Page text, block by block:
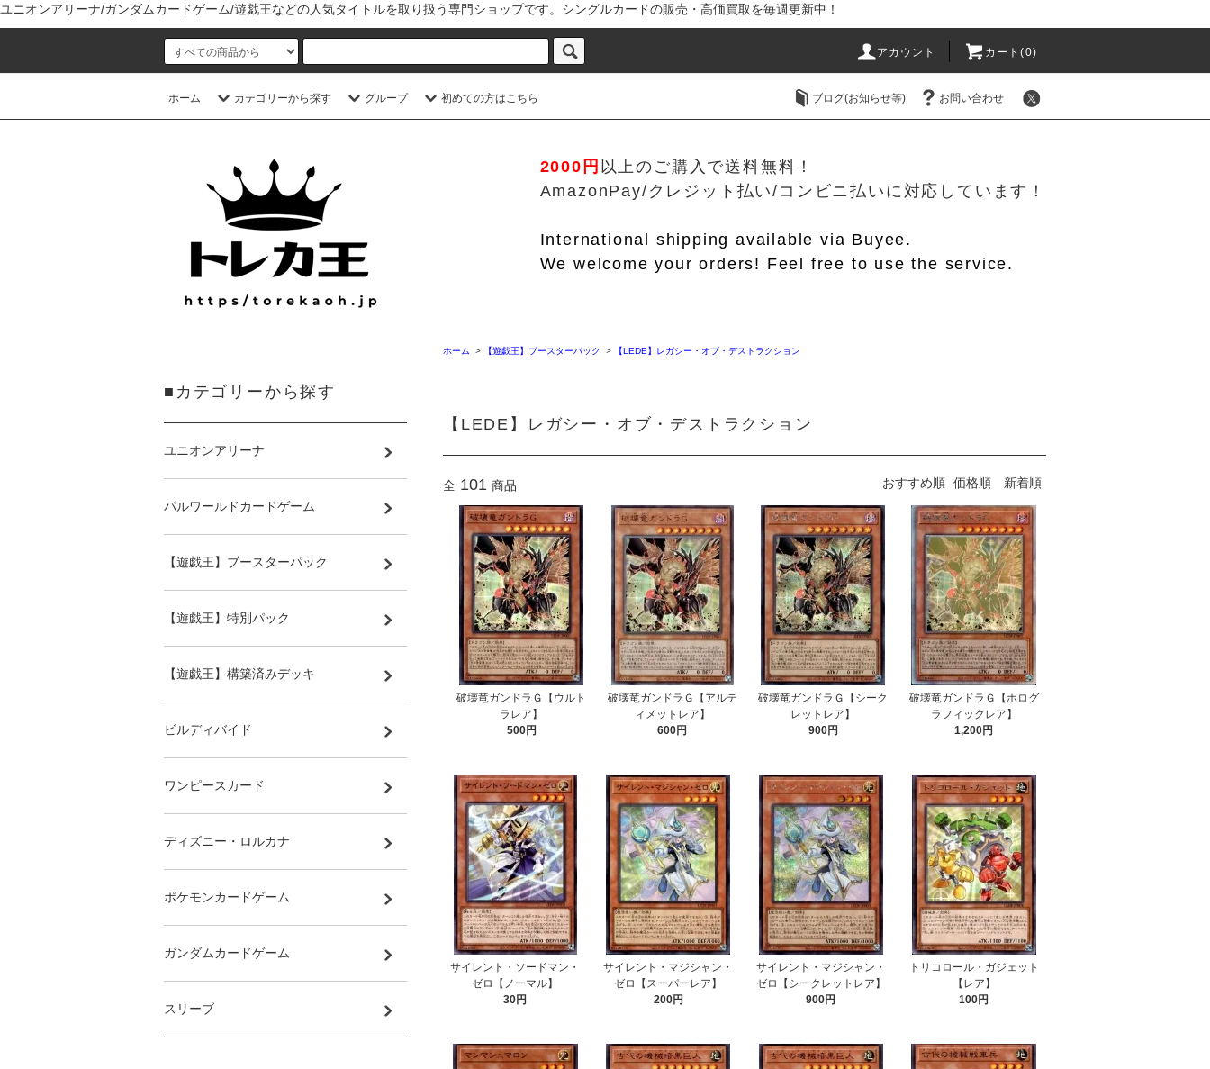
ユニオンアリーナ/ガンダムカードゲーム/遊戯王などの人気タイトルを取り扱う専門ショップです。シングルカードの販売・高価買取を毎週更新中！
アカウント カート(0)
ホーム カテゴリーから探す グループ 初めての方はこちら ブログ(お知らせ等) お問い合わせ
2000円 以上のご購入で送料無料！
AmazonPay/クレジット払い/コンビニ払いに対応しています！
International shipping available via Buyee.
We welcome your orders! Feel free to use the service.
ホーム > 【遊戯王】ブースターパック > 【LEDE】レガシー・オブ・デストラクション
【LEDE】レガシー・オブ・デストラクション
全 101 商品 おすすめ順 価格順 新着順
破壊竜ガンドラＧ【ウルト
ラレア】
500円
破壊竜ガンドラＧ【アルテ
ィメットレア】
600円
破壊竜ガンドラＧ【シーク
レットレア】
900円
破壊竜ガンドラＧ【ホログ
ラフィックレア】
1,200円
サイレント・ソードマン・
ゼロ【ノーマル】
30円
サイレント・マジシャン・
ゼロ【スーパーレア】
200円
サイレント・マジシャン・
ゼロ【シークレットレア】
900円
トリコロール・ガジェット
【レア】
100円
■カテゴリーから探す
ユニオンアリーナ
パルワールドカードゲーム
【遊戯王】ブースターパック
【遊戯王】特別パック
【遊戯王】構築済みデッキ
ビルディバイド
ワンピースカード
ディズニー・ロルカナ
ポケモンカードゲーム
ガンダムカードゲーム
スリーブ